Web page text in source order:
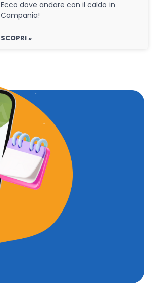
Ecco dove andare con il caldo in
Campania!
SCOPRI »